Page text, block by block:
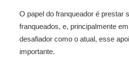
O papel do franqueador é prestar
franqueados, e, principalmente
desafiador como o atual, esse
importante.